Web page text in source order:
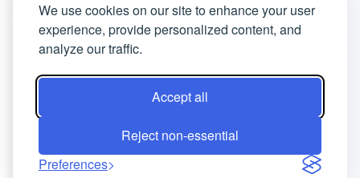
We use cookies on our site to enhance your user
experience, provide personalized content, and
analyze our traffic.
Accept all
Reject non-essential
Preferences